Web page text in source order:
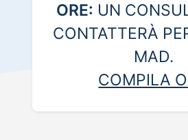
ORE: UN
CONTATTERÀ
MAD.
COMPILA